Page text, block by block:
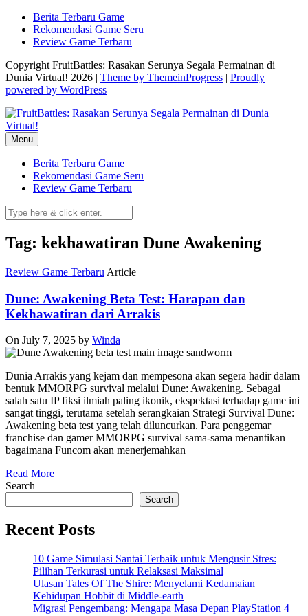
Skip
content
Berita Terbaru Game
Rekomendasi Game Seru
Review Game Terbaru
Copyright FruitBattles: Rasakan Serunya Segala Permainan di
Dunia Virtual! 2026 | Theme by ThemeinProgress | Proudly
powered by WordPress
Menu
Berita Terbaru Game
Rekomendasi Game Seru
Review Game Terbaru
Tag: kekhawatiran Dune Awakening
Review Game Terbaru Article
Dune: Awakening Beta Test: Harapan dan
Kekhawatiran dari Arrakis
On July 7, 2025 by Winda
Dunia Arrakis yang kejam dan mempesona akan segera hadir dalam
bentuk MMORPG survival melalui Dune: Awakening. Sebagai
salah satu IP fiksi ilmiah paling ikonik, ekspektasi terhadap game ini
sangat tinggi, terutama setelah serangkaian Strategi Survival Dune:
Awakening beta test yang telah diluncurkan. Para penggemar
franchise dan gamer MMORPG survival sama-sama menantikan
bagaimana Funcom akan menerjemahkan
Read More
Search
Search
Recent Posts
10 Game Simulasi Santai Terbaik untuk Mengusir Stres:
Pilihan Terkurasi untuk Relaksasi Maksimal
Ulasan Tales Of The Shire: Menyelami Kedamaian
Kehidupan Hobbit di Middle-earth
Migrasi Pengembang: Mengapa Masa Depan PlayStation 4